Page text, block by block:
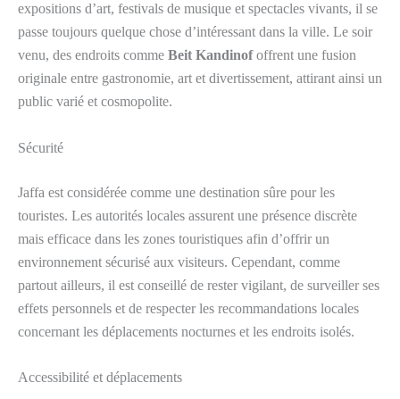
expositions d’art, festivals de musique et spectacles vivants, il se
passe toujours quelque chose d’intéressant dans la ville. Le soir
venu, des endroits comme Beit Kandinofoffrent une fusion
originale entre gastronomie, art et divertissement, attirant ainsi un
public varié et cosmopolite.
Sécurité
Jaffa est considérée comme une destination sûre pour les
touristes. Les autorités locales assurent une présence discrète
mais efficace dans les zones touristiques afin d’offrir un
environnement sécurisé aux visiteurs. Cependant, comme
partout ailleurs, il est conseillé de rester vigilant, de surveiller ses
effets personnels et de respecter les recommandations locales
concernant les déplacements nocturnes et les endroits isolés.
Accessibilité et déplacements